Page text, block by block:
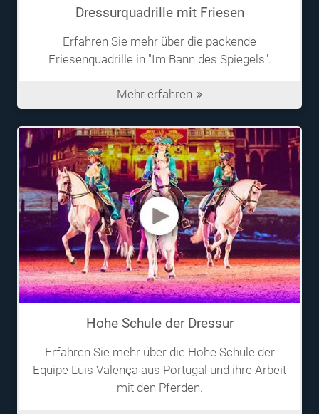
Dressurquadrille mit Friesen
Erfahren Sie mehr über die packende
Friesenquadrille in "Im Bann des Spiegels".
Mehr erfahren
Hohe Schule der Dressur
Erfahren Sie mehr über die Hohe Schule der
Equipe Luis Valença aus Portugal und ihre Arbeit
mit den Pferden.